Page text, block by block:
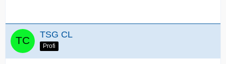
TSG CL
Profi